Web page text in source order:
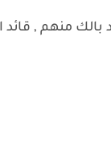
بالك منهم ,